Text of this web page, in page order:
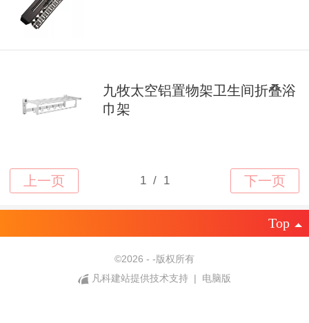
九牧太空铝置物架卫生间折叠浴
巾架
Top
©2026 - -版权所有
凡科建站提供技术支持
| 电脑版